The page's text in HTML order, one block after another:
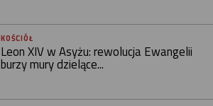
KOŚCIÓŁ
Leon XIV w Asyżu: rewolucja Ewangelii
burzy mury dzielące...